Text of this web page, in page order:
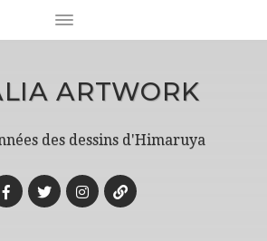
ARTWORK
des dessins d'Himaruya